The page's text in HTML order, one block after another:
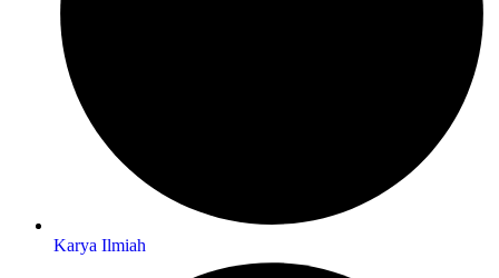
Karya Ilmiah